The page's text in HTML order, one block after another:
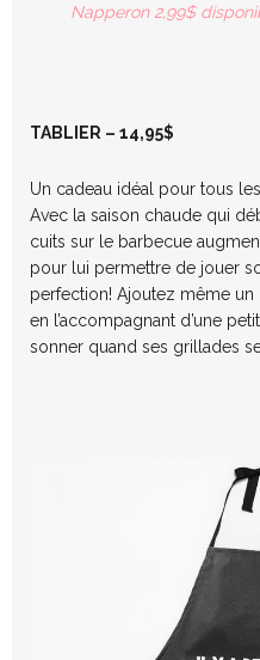
Napperon 2,99$
TABLIER – 14,95$
Un cadeau idéal pour tous
Avec la saison chaude qui
cuits sur le barbecue
pour lui permettre de jouer
perfection! Ajoutez même un
en l’accompagnant d’une
sonner quand ses grillades